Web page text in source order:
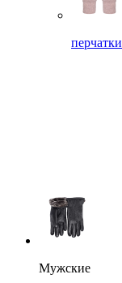
перчатки
Мужские